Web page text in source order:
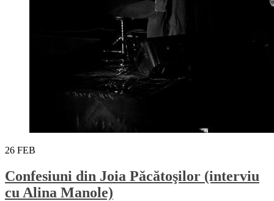
26 FEB
Confesiuni din Joia Păcătoşilor (interviu
cu Alina Manole)